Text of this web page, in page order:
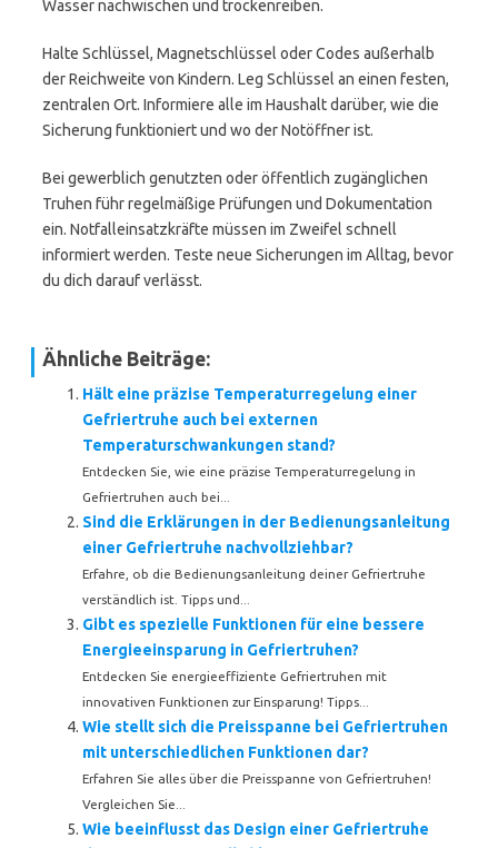
Wasser nachwischen und trockenreiben.
Halte Schlüssel, Magnetschlüssel oder Codes außerhalb
der Reichweite von Kindern. Leg Schlüssel an einen festen,
zentralen Ort. Informiere alle im Haushalt darüber, wie die
Sicherung funktioniert und wo der Notöffner ist.
Bei gewerblich genutzten oder öffentlich zugänglichen
Truhen führ regelmäßige Prüfungen und Dokumentation
ein. Notfalleinsatzkräfte müssen im Zweifel schnell
informiert werden. Teste neue Sicherungen im Alltag, bevor
du dich darauf verlässt.
Ähnliche Beiträge:
Hält eine präzise Temperaturregelung einer
Gefriertruhe auch bei externen
Temperaturschwankungen stand?
Entdecken Sie, wie eine präzise Temperaturregelung in
Gefriertruhen auch bei...
Sind die Erklärungen in der Bedienungsanleitung
einer Gefriertruhe nachvollziehbar?
Erfahre, ob die Bedienungsanleitung deiner Gefriertruhe
verständlich ist. Tipps und...
Gibt es spezielle Funktionen für eine bessere
Energieeinsparung in Gefriertruhen?
Entdecken Sie energieeffiziente Gefriertruhen mit
innovativen Funktionen zur Einsparung! Tipps...
Wie stellt sich die Preisspanne bei Gefriertruhen
mit unterschiedlichen Funktionen dar?
Erfahren Sie alles über die Preisspanne von Gefriertruhen!
Vergleichen Sie...
Wie beeinflusst das Design einer Gefriertruhe